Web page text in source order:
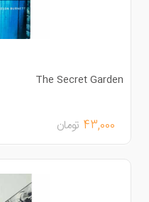
The Secret
43,000تومان